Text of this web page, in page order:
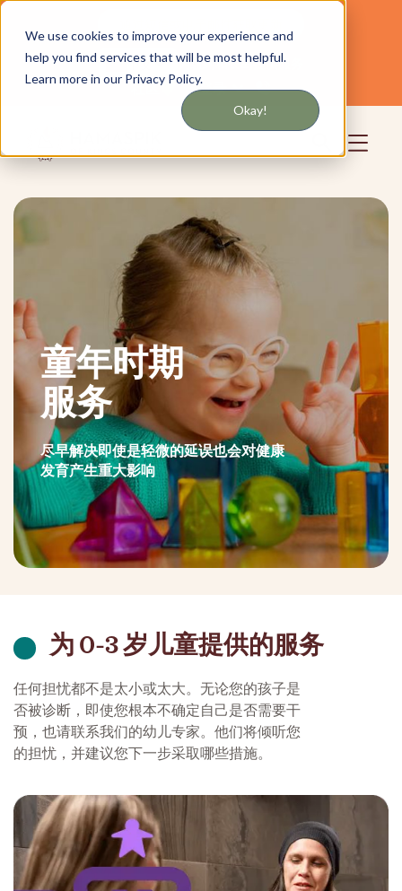
We use cookies to improve your experience and
help you find services that will be most helpful.
Learn more in our Privacy Policy.
Okay!
中文 为纽约和长岛提供服务
社区 登录
童年时期
服务
尽早解决即使是轻微的延误也会对健康
发育产生重大影响
为 0-3 岁儿童提供的服务
任何担忧都不是太小或太大。无论您的孩子是
否被诊断，即使您根本不确定自己是否需要干
预，也请联系我们的幼儿专家。他们将倾听您
的担忧，并建议您下一步采取哪些措施。